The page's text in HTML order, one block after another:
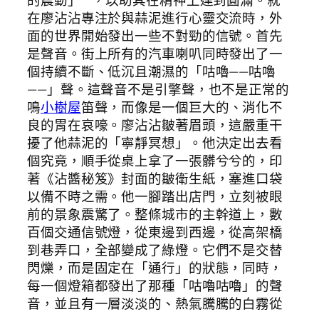
在廖沾沾專注於與蒜泥進行心靈交流時，外
面的世界開始發出一些不對勁的信號。首先
是聲音。街上所有的汽車喇叭同時發出了一
個持續不斷、低沉且潮濕的「咕嚕——咕嚕
——」聲。這聲音不是引擎聲，也不是正常的
鳴小樹屋笛聲，而像是一個巨大的、消化不
良的胃在哀嚎。廖沾沾皺著眉頭，這嚴重干
擾了他蒜泥的「寧靜冥想」。他決定出去看
個究竟，順手從桌上拿了一張髒兮兮的，印
著《沾醬秘笈》封面的皺衛生紙，塞進口袋
以備不時之需。他一腳踏出店門，立刻被眼
前的景象震驚了。整條城市的主幹道上，數
百個交通信號燈，從東邊到西邊，從高架橋
到巷弄口，全部變成了綠燈。它們不是交替
閃爍，而是固定在「通行」的狀態，同時，
每一個燈箱都發出了那種「咕嚕咕嚕」的聲
音，並且有一層淡淡的、熱氣騰騰的白霧從